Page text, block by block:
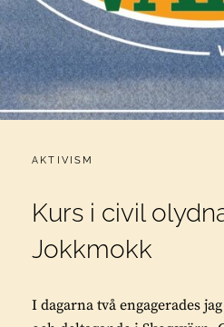
CATEGORIES:
AKTIVISM
Kurs i civil
Jokkmokk
I dagarna två engagerades